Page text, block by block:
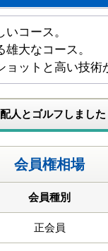
コース。
大なコース。
ットと高い技術
人とゴルフしました
会員権相場
会員種別
正会員